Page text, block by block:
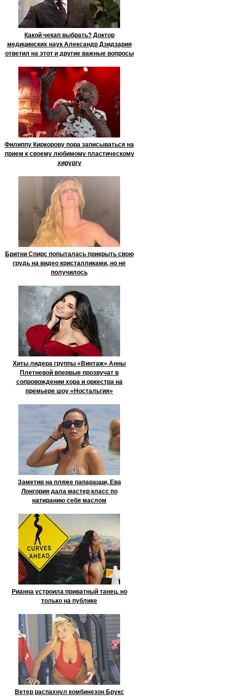
Какой чекап выбрать? Доктор
медицинских наук Александр Дзидзария
ответил на этот и другие важные вопросы
Филиппу Киркорову пора записываться на
прием к своему любимому пластическому
хирургу
Бритни Спирс попыталась прикрыть свою
грудь на видео кристалликами, но не
получилось
Хиты лидера группы «Винтаж» Анны
Плетневой впервые прозвучат в
сопровождении хора и оркестра на
премьере шоу «Ностальгия»
Заметив на пляже папарацци, Ева
Лонгория дала мастер класс по
натиранию себя маслом
Рианна устроила приватный танец, но
только на публике
Ветер распахнул комбинезон Брукс